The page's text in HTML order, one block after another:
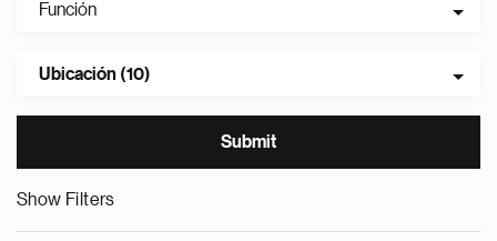
Función
Ubicación (10)
Show Filters